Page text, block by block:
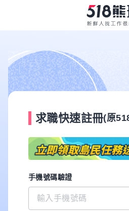
求職快速註冊(原
手機號碼驗證